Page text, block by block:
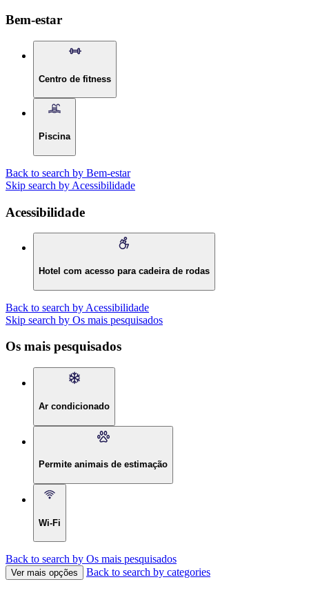
Bem-estar
Centro de fitness
Piscina
Back to search by Bem-estar
Skip search by Acessibilidade
Acessibilidade
Hotel com acesso para cadeira de rodas
Back to search by Acessibilidade
Skip search by Os mais pesquisados
Os mais pesquisados
Ar condicionado
Permite animais de estimação
Wi-Fi
Back to search by Os mais pesquisados
Ver mais opções Back to search by categories